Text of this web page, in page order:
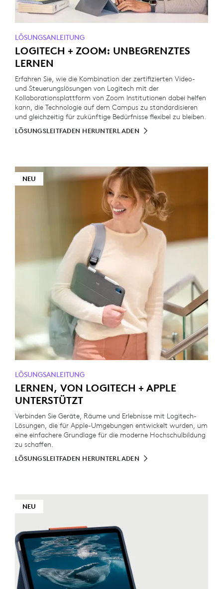
LÖSUNGSANLEITUNG
LOGITECH + ZOOM: UNBEGRENZTES
LERNEN
Erfahren Sie, wie die Kombination der zertifizierten Video-
und Steuerungslösungen von Logitech mit der
Kollaborationsplattform von Zoom Institutionen dabei helfen
kann, die Technologie auf dem Campus zu standardisieren
und gleichzeitig für zukünftige Bedürfnisse flexibel zu bleiben.
LÖSUNGSLEITFADEN HERUNTERLADEN
NEU
LÖSUNGSANLEITUNG
LERNEN, VON LOGITECH + APPLE
UNTERSTÜTZT
Verbinden Sie Geräte, Räume und Erlebnisse mit Logitech-
Lösungen, die für Apple-Umgebungen entwickelt wurden, um
eine einfachere Grundlage für die moderne Hochschulbildung
zu schaffen.
LÖSUNGSLEITFADEN HERUNTERLADEN
NEU